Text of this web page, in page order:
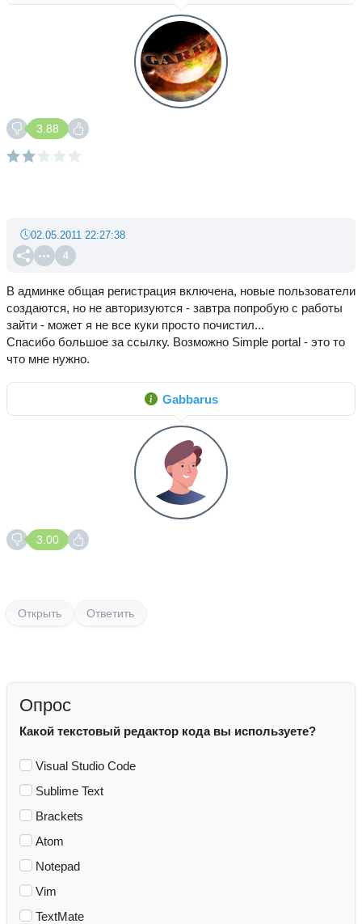
3.88
4
02.05.2011 22:27:38
В админке общая регистрация включена, новые пользователи
создаются, но не авторизуются - завтра попробую с работы
зайти - может я не все куки просто почистил...
Спасибо большое за ссылку. Возможно Simple portal - это то
что мне нужно.
Gabbarus
3.00
Открыть Ответить
Опрос
Какой текстовый редактор кода вы используете?
Visual Studio Code
Sublime Text
Brackets
Atom
Notepad
Vim
TextMate